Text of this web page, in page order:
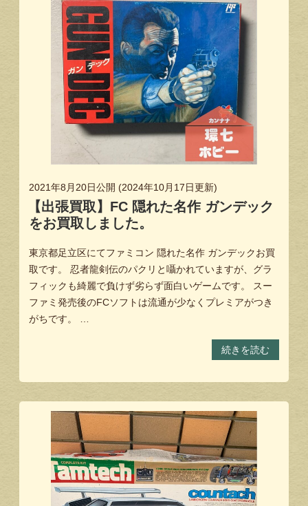
2021年8月20日公開 (2024年10月17日更新)
【出張買取】FC 隠れた名作 ガンデック
をお買取しました。
東京都足立区にてファミコン 隠れた名作 ガンデックお買
取です。 忍者龍剣伝のパクリと囁かれていますが、グラ
フィックも綺麗で負けず劣らず面白いゲームです。 スー
ファミ発売後のFCソフトは流通が少なくプレミアがつき
がちです。 …
続きを読む